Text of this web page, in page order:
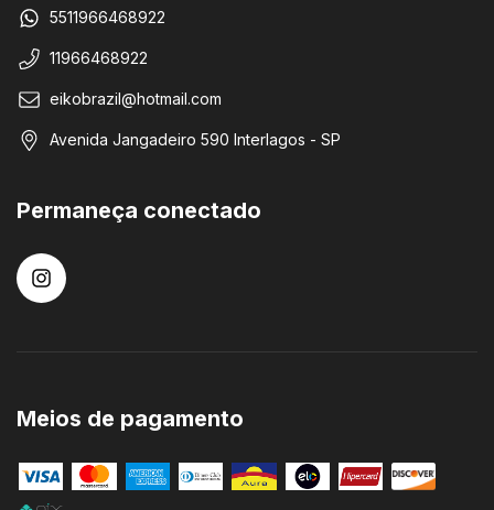
5511966468922
11966468922
eikobrazil@hotmail.com
Avenida Jangadeiro 590 Interlagos - SP
Permaneça conectado
Meios de pagamento